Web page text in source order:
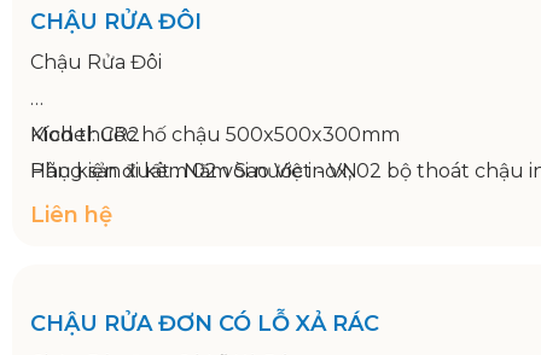
Model: CR2
Hãng sản xuất : Năm Sao Việt - VN
Bảo hành: 12 tháng
Kích thước 1200x750x800/950mm
Liên hệ